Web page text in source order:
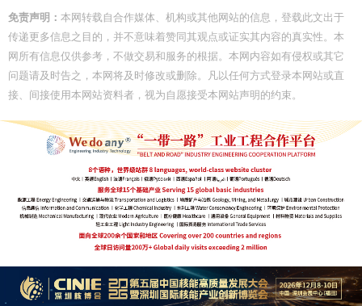
免责声明： 本网转载自合作媒体、机构或其他网站的信息，登载此文出于
传递更多信息之目的，并不意味着赞同其观点或证实其内容的真实性。本
网所有信息仅供参考，不做交易和服务的根据。本网内容如有侵权或其它
问题请及时告之，本网将及时修改或删除。凡以任何方式登录本网站或直
接、间接使用本网站资料者，视为自愿接受本网站声明的约束。